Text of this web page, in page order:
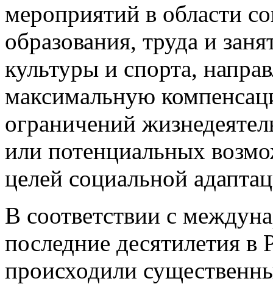
приводит к
мероприятий в области
образования, труда и
культуры и спорта,
максимальную
ограничений
или потенциальных
целей социальной
В соответствии с
последние десятилетия